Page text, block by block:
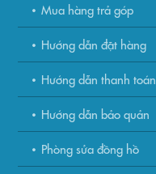
Mua hàng trả góp
Hướng dẫn đặt hàng
Hướng dẫn thanh toán
Hướng dẫn bảo quản
Phòng sửa đồng hồ